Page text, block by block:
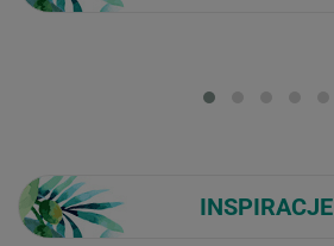
INSPIRACJE